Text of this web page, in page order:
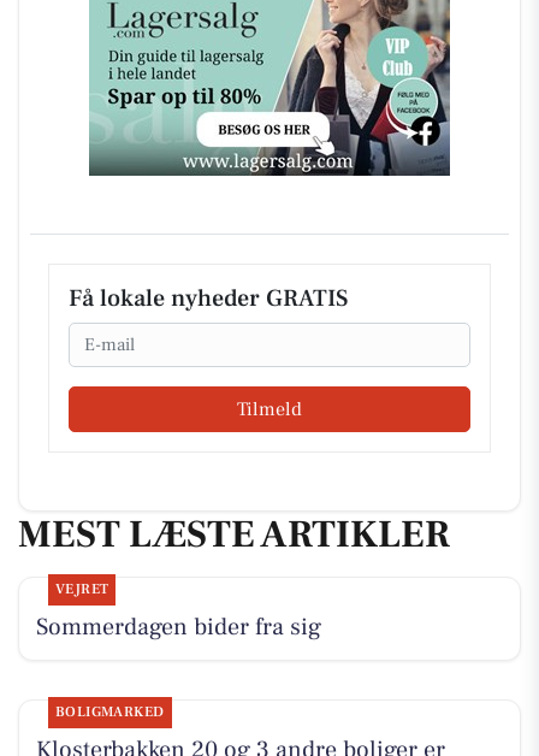
Få lokale nyheder GRATIS
Email
Tilmeld
MEST LÆSTE ARTIKLER
VEJRET
Sommerdagen bider fra sig
BOLIGMARKED